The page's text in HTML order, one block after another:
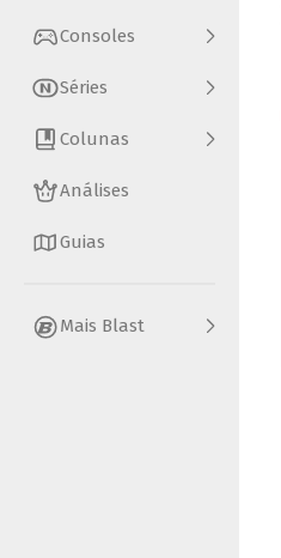
Consoles
Séries
Colunas
Análises
Guias
Mais Blast